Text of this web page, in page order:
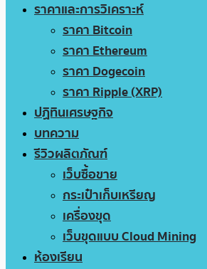
ราคาและการวิเคราะห์
ราคา Bitcoin
ราคา Ethereum
ราคา Dogecoin
ราคา Ripple (XRP)
ปฏิทินเศรษฐกิจ
บทความ
รีวิวผลิตภัณฑ์
เว็บซื้อขาย
กระเป๋าเก็บเหรียญ
เครื่องขุด
เว็บขุดแบบ Cloud Mining
ห้องเรียน